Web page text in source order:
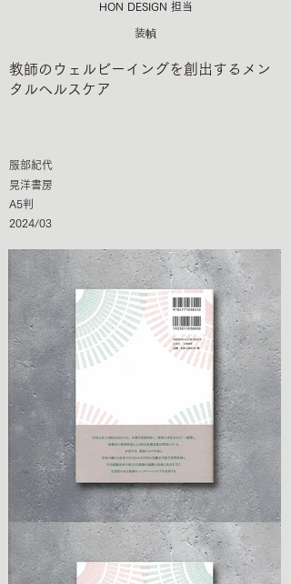
HON DESIGN​ 担当
装幀
教師のウェルビーイングを創出するメン
タルヘルスケア
服部紀代
晃洋書房
A5判
2024/03